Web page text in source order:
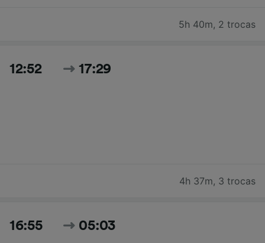
5h 40m, 2 trocas
12:52 17:29
4h 37m, 3 trocas
16:55 05:03